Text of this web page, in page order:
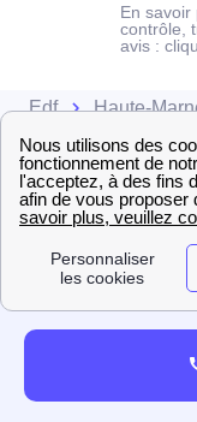
En savoir
contrôle,
avis :
Edf Haute-